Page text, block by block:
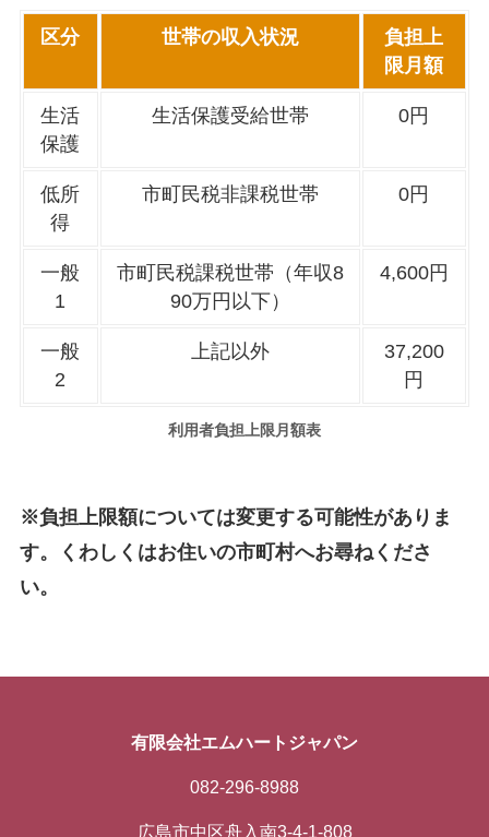
区分 世帯の収入状況
負担上
限月額
生活
保護
生活保護受給世帯 0円
低所
得
市町民税非課税世帯 0円
一般
1
市町民税課税世帯（年収8
90万円以下）
4,600円
一般
2
上記以外
37,200
円
利用者負担上限月額表
※負担上限額については変更する可能性がありま
す。くわしくはお住いの市町村へお尋ねくださ
い。
有限会社エムハートジャパン
082-296-8988
広島市中区舟入南3-4-1-808